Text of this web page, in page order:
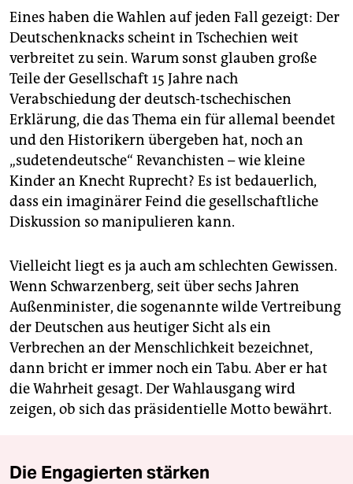
Eines haben die Wahlen auf jeden Fall gezeigt: Der
Deutschenknacks scheint in Tschechien weit
verbreitet zu sein. Warum sonst glauben große
Teile der Gesellschaft 15 Jahre nach
Verabschiedung der deutsch-tschechischen
Erklärung, die das Thema ein für allemal beendet
und den Historikern übergeben hat, noch an
„sudetendeutsche“ Revanchisten – wie kleine
Kinder an Knecht Ruprecht? Es ist bedauerlich,
dass ein imaginärer Feind die gesellschaftliche
Diskussion so manipulieren kann.
Vielleicht liegt es ja auch am schlechten Gewissen.
Wenn Schwarzenberg, seit über sechs Jahren
Außenminister, die sogenannte wilde Vertreibung
der Deutschen aus heutiger Sicht als ein
Verbrechen an der Menschlichkeit bezeichnet,
dann bricht er immer noch ein Tabu. Aber er hat
die Wahrheit gesagt. Der Wahlausgang wird
zeigen, ob sich das präsidentielle Motto bewährt.
Die Engagierten stärken